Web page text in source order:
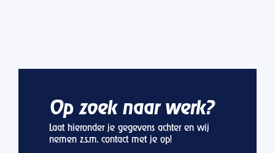
Op zoek naar werk?
Laat hieronder je gegevens achter en wij
nemen z.s.m. contact met je op!